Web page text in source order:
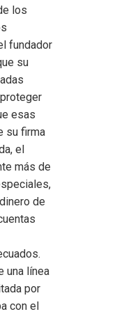
los
fundador
su
esas
su firma
el
más de
de
una línea
por
con el